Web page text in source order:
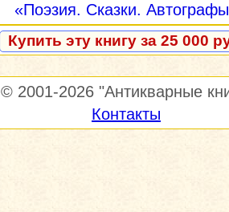
«Поэзия. Сказки.
Купить эту книгу за 25 000
© 2001-2026 "Антикварные
Контакты